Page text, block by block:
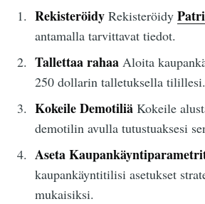
RekisteröidyRekisteröidy
antamalla tarvittavat tiedot.
Tallettaa rahaaAloita
250 dollarin talletuksella tilillesi.
Kokeile DemotiliäKokeile
demotilin avulla tutustuaksesi
Aseta
kaupankäyntitilisi asetukset
mukaisiksi.